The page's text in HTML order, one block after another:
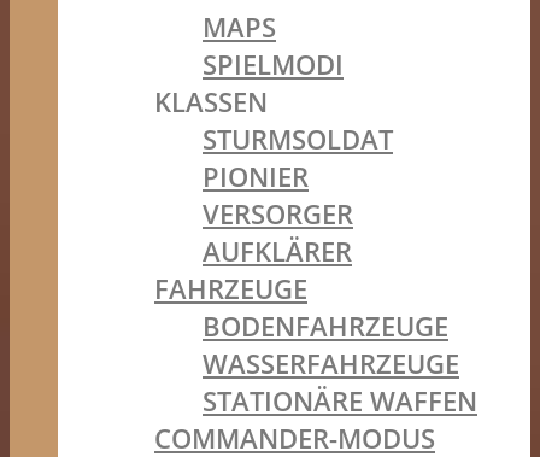
MAPS
SPIELMODI
KLASSEN
STURMSOLDAT
PIONIER
VERSORGER
AUFKLÄRER
FAHRZEUGE
BODENFAHRZEUGE
WASSERFAHRZEUGE
STATIONÄRE WAFFEN
COMMANDER-MODUS